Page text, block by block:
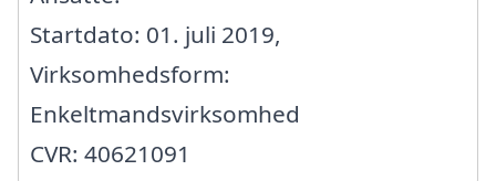
Startdato: 01. juli 2019,
Virksomhedsform:
Enkeltmandsvirksomhed
CVR: 40621091